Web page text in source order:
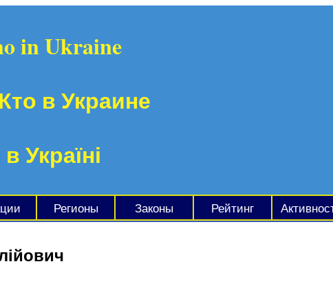
in Ukraine
в Украине
Україні
Регионы Законы Рейтинг